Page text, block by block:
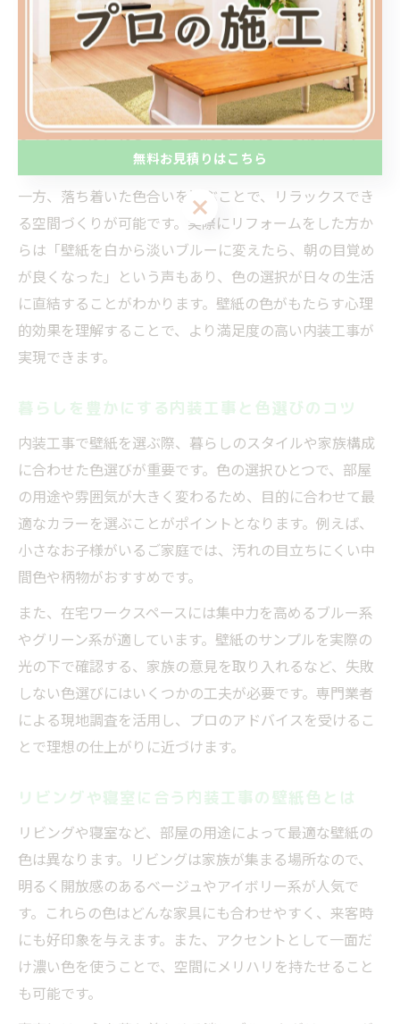
壁紙の色を変えるだけで、部屋の印象やそこで過ごす人
の気分が大きく左右されるのをご存知でしょうか。内装
工事の際、壁紙の色選びは単なるデザインの問題だけで
なく、心理的な快適さやモチベーションにも影響を与え
ます。例えば、明るい色は空間を広く見せる効果があ
り、気分も前向きになりやすいとされています。
一方、落ち着いた色合いを選ぶことで、リラックスでき
る空間づくりが可能です。実際にリフォームをした方か
らは「壁紙を白から淡いブルーに変えたら、朝の目覚め
が良くなった」という声もあり、色の選択が日々の生活
に直結することがわかります。壁紙の色がもたらす心理
的効果を理解することで、より満足度の高い内装工事が
実現できます。
暮らしを豊かにする内装工事と色選びのコツ
内装工事で壁紙を選ぶ際、暮らしのスタイルや家族構成
に合わせた色選びが重要です。色の選択ひとつで、部屋
の用途や雰囲気が大きく変わるため、目的に合わせて最
適なカラーを選ぶことがポイントとなります。例えば、
小さなお子様がいるご家庭では、汚れの目立ちにくい中
間色や柄物がおすすめです。
また、在宅ワークスペースには集中力を高めるブルー系
やグリーン系が適しています。壁紙のサンプルを実際の
光の下で確認する、家族の意見を取り入れるなど、失敗
しない色選びにはいくつかの工夫が必要です。専門業者
による現地調査を活用し、プロのアドバイスを受けるこ
とで理想の仕上がりに近づけます。
リビングや寝室に合う内装工事の壁紙色とは
リビングや寝室など、部屋の用途によって最適な壁紙の
色は異なります。リビングは家族が集まる場所なので、
明るく開放感のあるベージュやアイボリー系が人気で
す。これらの色はどんな家具にも合わせやすく、来客時
にも好印象を与えます。また、アクセントとして一面だ
け濃い色を使うことで、空間にメリハリを持たせること
も可能です。
無料お見積りはこちら
無料お見積りはこちら